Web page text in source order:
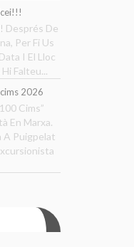
Després De
Per Fi Us
I El Lloc
Falteu...
2026
Cims”
En Marxa.
A Puigpelat